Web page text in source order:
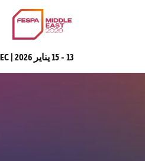
13 - 15 يناير 2026 | DEC، دبي